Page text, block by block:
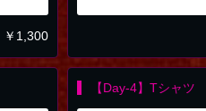
￥ 1,300
【Day-4】Tシャツ